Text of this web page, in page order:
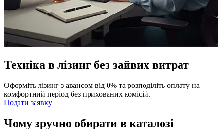
Техніка в лізинг без зайвих витрат
Оформіть лізинг з авансом від 0% та розподіліть оплату на
комфортний період без прихованих комісій.
Подати заявку
Чому зручно обирати в каталозі